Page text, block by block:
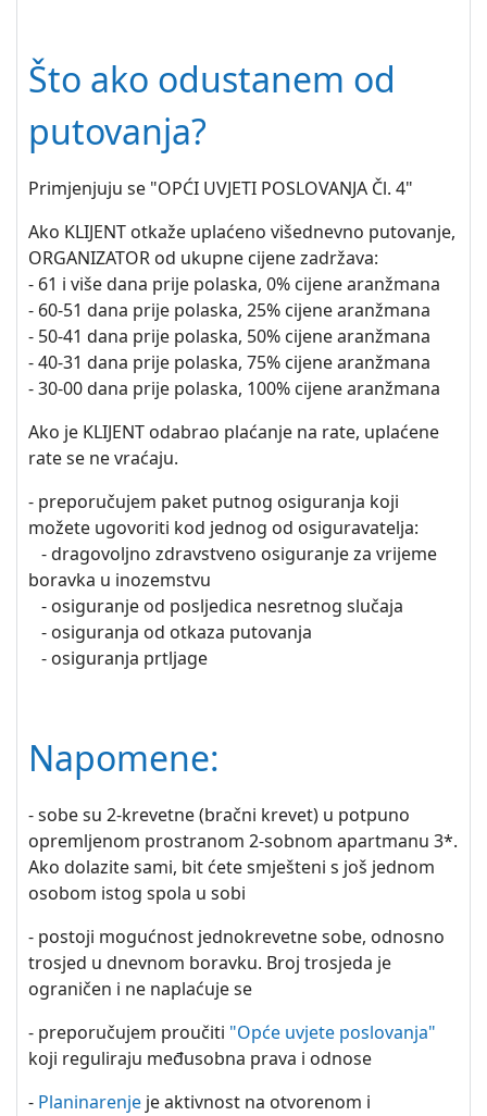
Što ako odustanem od
putovanja?
Primjenjuju se "OPĆI UVJETI POSLOVANJA Čl. 4"
Ako KLIJENT otkaže uplaćeno višednevno putovanje,
ORGANIZATOR od ukupne cijene zadržava:
- 61 i više dana prije polaska, 0% cijene aranžmana
- 60-51 dana prije polaska, 25% cijene aranžmana
- 50-41 dana prije polaska, 50% cijene aranžmana
- 40-31 dana prije polaska, 75% cijene aranžmana
- 30-00 dana prije polaska, 100% cijene aranžmana
Ako je KLIJENT odabrao plaćanje na rate, uplaćene
rate se ne vraćaju.
- preporučujem paket putnog osiguranja koji
možete ugovoriti kod jednog od osiguravatelja:
- dragovoljno zdravstveno osiguranje za vrijeme
boravka u inozemstvu
- osiguranje od posljedica nesretnog slučaja
- osiguranja od otkaza putovanja
- osiguranja prtljage
Napomene:
- sobe su 2-krevetne (bračni krevet) u potpuno
opremljenom prostranom 2-sobnom apartmanu 3*.
Ako dolazite sami, bit ćete smješteni s još jednom
osobom istog spola u sobi
- postoji mogućnost jednokrevetne sobe, odnosno
trosjed u dnevnom boravku. Broj trosjeda je
ograničen i ne naplaćuje se
- preporučujem proučiti "Opće uvjete poslovanja"
koji reguliraju međusobna prava i odnose
- Planinarenje je aktivnost na otvorenom i